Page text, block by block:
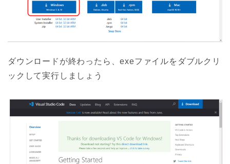
ダウンロードが終わったら、exeファイルをダブルクリ
ックして実行しましょう